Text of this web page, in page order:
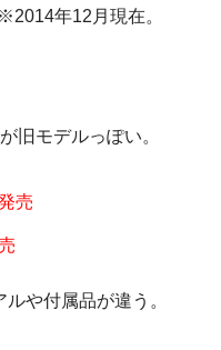
年12月現在。
旧モデルっぽい。
売
や付属品が違う。